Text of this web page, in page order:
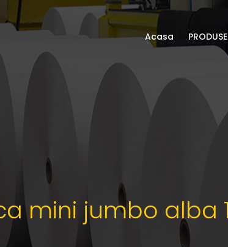
Acasa PRODUSE
mini jumbo alba